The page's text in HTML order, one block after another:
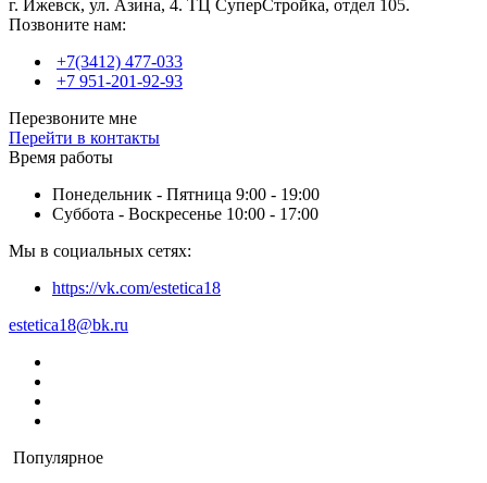
г. Ижевск, ул. Азина, 4. ТЦ СуперСтройка, отдел 105.
Позвоните нам:
+7(3412) 477-033
+7 951-201-92-93
Перезвоните мне
Перейти в контакты
Время работы
Понедельник - Пятница 9:00 - 19:00
Суббота - Воскресенье 10:00 - 17:00
Мы в социальных сетях:
https://vk.com/estetica18
estetica18@bk.ru
Популярное